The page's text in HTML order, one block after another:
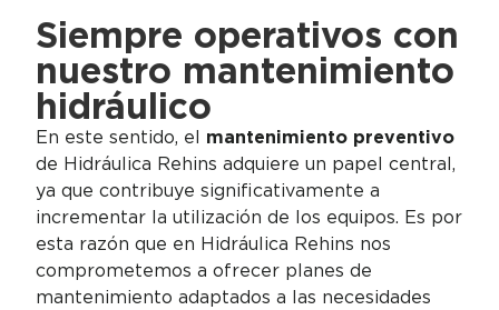
Siempre operativos con
nuestro mantenimiento
hidráulico
En este sentido, el mantenimiento preventivo
de Hidráulica Rehins adquiere un papel central,
ya que contribuye significativamente a
incrementar la utilización de los equipos. Es por
esta razón que en Hidráulica Rehins nos
comprometemos a ofrecer planes de
mantenimiento adaptados a las necesidades